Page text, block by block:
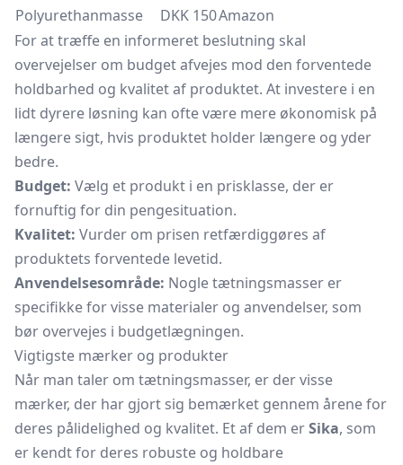
Polyurethanmasse
DKK 150Amazon
For at træffe en informeret beslutning skal
overvejelser om budget afvejes mod den forventede
holdbarhed og kvalitet af produktet. At investere i en
lidt dyrere løsning kan ofte være mere økonomisk på
længere sigt, hvis produktet holder længere og yder
bedre.
Budget: Vælg et produkt i en prisklasse, der er
fornuftig for din pengesituation.
Kvalitet: Vurder om prisen retfærdiggøres af
produktets forventede levetid.
Anvendelsesområde: Nogle tætningsmasser er
specifikke for visse materialer og anvendelser, som
bør overvejes i budgetlægningen.
Vigtigste mærker og produkter
Når man taler om tætningsmasser, er der visse
mærker, der har gjort sig bemærket gennem årene for
deres pålidelighed og kvalitet. Et af dem erSika, som
er kendt for deres robuste og holdbare